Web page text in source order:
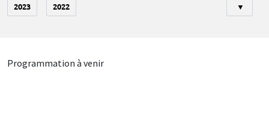
2023 2022 ▼
Programmation à venir